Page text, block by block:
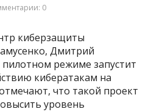
0
киберзащиты
Дмитрий
режиме запустит
кибератакам на
что такой проект
уровень